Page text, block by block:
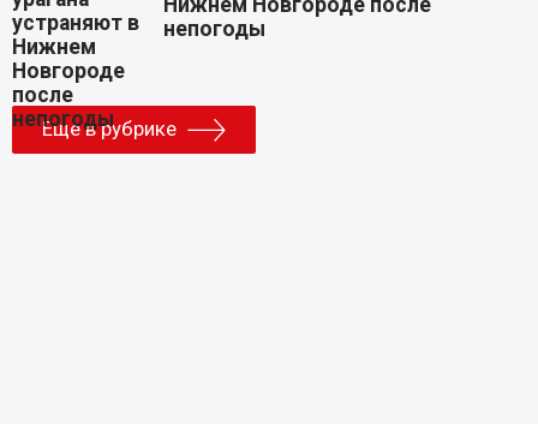
Нижнем Новгороде после
непогоды
Еще в рубрике